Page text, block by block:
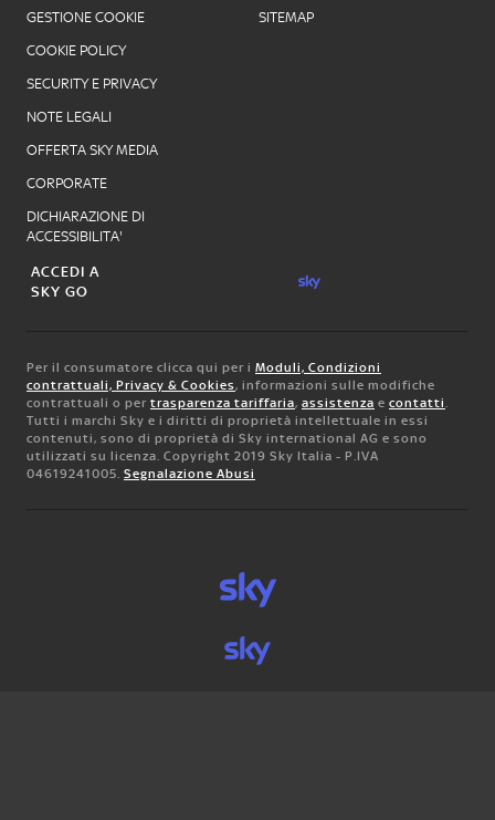
GESTIONE COOKIE
COOKIE POLICY
SECURITY E PRIVACY
NOTE LEGALI
OFFERTA SKY MEDIA
CORPORATE
DICHIARAZIONE DI
ACCESSIBILITA'
SITEMAP
ACCEDI A
SKY GO
Per il consumatore clicca qui per i Moduli, Condizioni
contrattuali, Privacy & Cookies, informazioni sulle modifiche
contrattuali o per trasparenza tariffaria, assistenza e contatti.
Tutti i marchi Sky e i diritti di proprietà intellettuale in essi
contenuti, sono di proprietà di Sky international AG e sono
utilizzati su licenza. Copyright 2019 Sky Italia - P.IVA
04619241005. Segnalazione Abusi